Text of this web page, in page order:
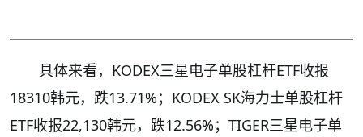
具体来看，KODEX三星电子单股杠杆ETF收报
18310韩元，跌13.71%；KODEX SK海力士单股杠杆
ETF收报22,130韩元，跌12.56%；TIGER三星电子单